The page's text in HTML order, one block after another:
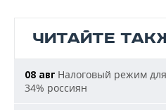
ЧИТАЙТЕ
08 авг Налоговый режим
34% россиян